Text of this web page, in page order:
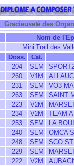
Gracieuseté des
Nom de
Mini Trail des
Doss.
Cat.
204 SEM
260 V1M
231 SEM
VO3
263 SEM
SAINT
223 V2M
234 V2M
TEAM
253 SEM
LA
240 SEM
OMCA
248 SEM
SCO
229 SEM
222 V2M